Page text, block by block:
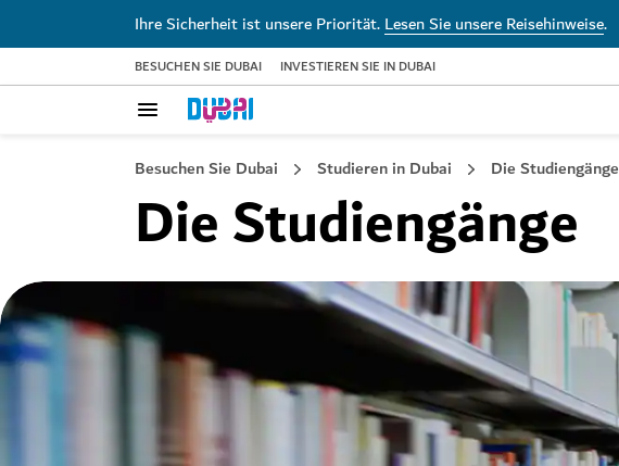
Ihre Sicherheit ist unsere Priorität.Lesen Sie unsere Reisehinweise.
BESUCHEN SIE DUBAI INVESTIEREN SIE IN DUBAI
Besuchen Sie Dubai Studieren in Dubai Die Studiengänge
Die Studiengänge